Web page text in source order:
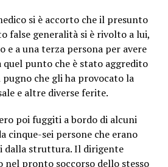
si è accorto che il presunto
false generalità si è rivolto a lui,
e a una terza persona per avere
quel punto che è stato aggredito
che gli ha provocato la
e altre diverse ferite.
poi fuggiti a bordo di alcuni
cinque-sei persone che erano
dalla struttura. Il dirigente
nel pronto soccorso dello stesso